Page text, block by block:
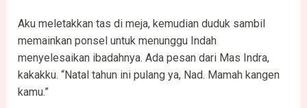
Aku meletakkan tas di meja, kemudian duduk sambil
memainkan ponsel untuk menunggu Indah
menyelesaikan ibadahnya. Ada pesan dari Mas Indra,
kakakku. “Natal tahun ini pulang ya, Nad. Mamah kangen
kamu.”